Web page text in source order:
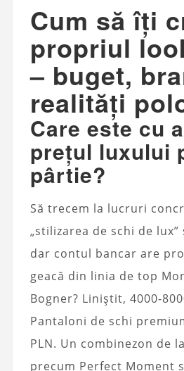
Cum să îți
propriul
– buget,
realități
Care este cu
prețul luxului
pârtie?
Să trecem la lucruri
„stilizarea de schi de
dar contul bancar are
geacă din linia de top
Bogner? Liniștit, 4000-
Pantaloni de schi
PLN. Un combinezon de
precum Perfect Moment